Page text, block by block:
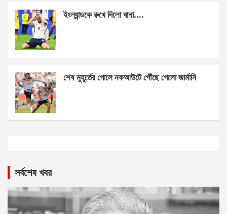
ইংল্যান্ডকে রুখে দিলো ঘানা….
শেষ মুহূর্তের গোলে নকআউটে পৌঁছে গেলো জার্মানি
সর্বশেষ খবর